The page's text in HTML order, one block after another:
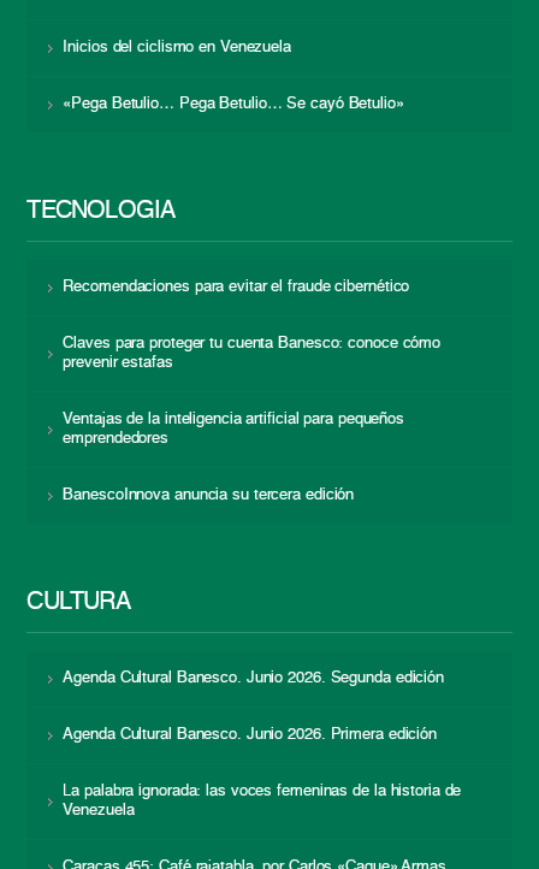
Inicios del ciclismo en Venezuela
«Pega Betulio… Pega Betulio… Se cayó Betulio»
TECNOLOGÍA
Recomendaciones para evitar el fraude cibernético
Claves para proteger tu cuenta Banesco: conoce cómo
prevenir estafas
Ventajas de la inteligencia artificial para pequeños
emprendedores
BanescoInnova anuncia su tercera edición
CULTURA
Agenda Cultural Banesco. Junio 2026. Segunda edición
Agenda Cultural Banesco. Junio 2026. Primera edición
La palabra ignorada: las voces femeninas de la historia de
Venezuela